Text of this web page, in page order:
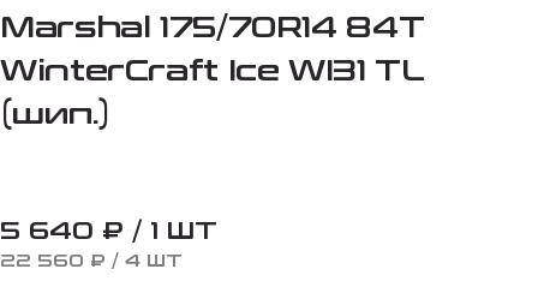
Marshal 175/70R14 84T
WinterCraft Ice WI31 TL
(шип.)
5 640 ₽ / 1 ШТ
22 560 ₽ / 4 ШТ